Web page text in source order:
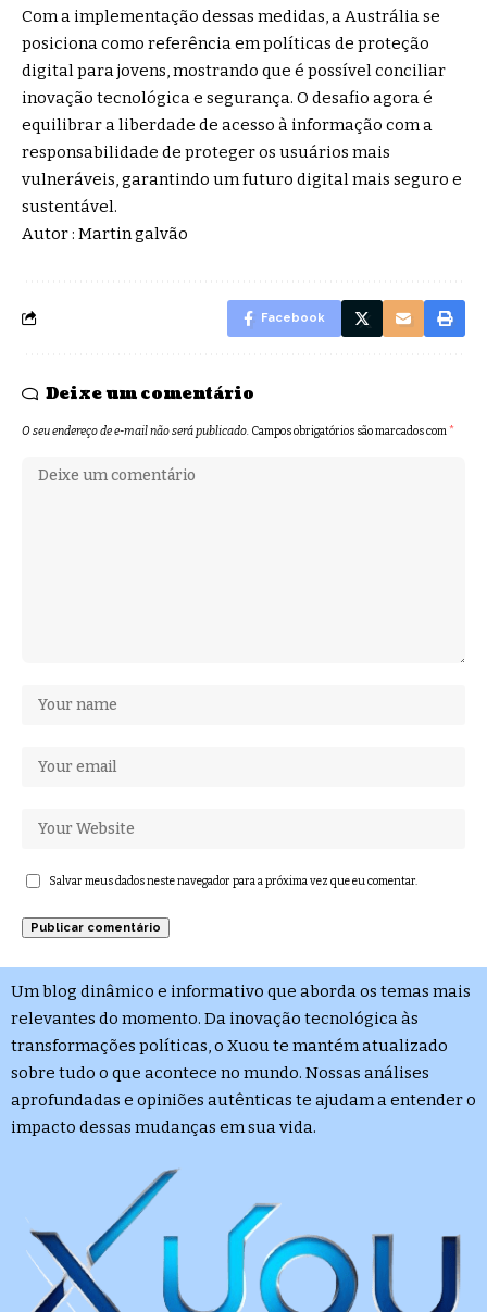
Com a implementação dessas medidas, a Austrália se
posiciona como referência em políticas de proteção
digital para jovens, mostrando que é possível conciliar
inovação tecnológica e segurança. O desafio agora é
equilibrar a liberdade de acesso à informação com a
responsabilidade de proteger os usuários mais
vulneráveis, garantindo um futuro digital mais seguro e
sustentável.
Autor : Martin galvão
Facebook
Deixe um comentário
O seu endereço de e-mail não será publicado. Campos obrigatórios são marcados com *
Salvar meus dados neste navegador para a próxima vez que eu comentar.
Um blog dinâmico e informativo que aborda os temas mais
relevantes do momento. Da inovação tecnológica às
transformações políticas, o Xuou te mantém atualizado
sobre tudo o que acontece no mundo. Nossas análises
aprofundadas e opiniões autênticas te ajudam a entender o
impacto dessas mudanças em sua vida.